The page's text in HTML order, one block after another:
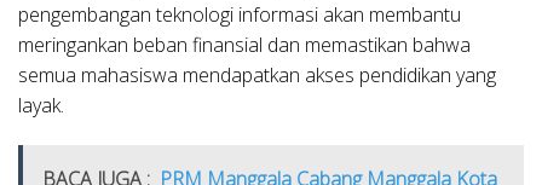
pengembangan teknologi informasi akan membantu
meringankan beban finansial dan memastikan bahwa
semua mahasiswa mendapatkan akses pendidikan yang
layak.
BACA JUGA : PRM Manggala Cabang Manggala Kota